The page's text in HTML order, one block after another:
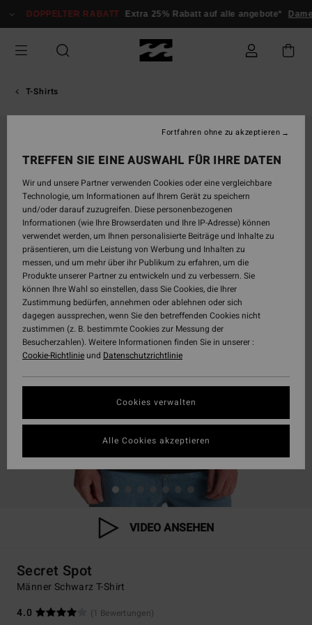
zur
springen
DOPPELTER RABATT Extra 25% Rabatt auf alle angebote* Damen
T-Shirts
VIDEO ANSEHEN
Secret Spot
Männer Schwarz T-Shirt
4.0
(1 Bewertungen)
TREFFEN SIE EINE AUSWAHL FÜR IHRE DATEN
Wir und unsere Partner verwenden Cookies oder eine vergleichbare
Technologie, um Informationen auf Ihrem Gerät zu speichern
und/oder darauf zuzugreifen. Diese personenbezogenen
Informationen (wie Ihre Browserdaten und Ihre IP-Adresse) können
verwendet werden, um Ihnen personalisierte Beiträge und Inhalte zu
präsentieren, um die Leistung von Werbung und Inhalten zu
messen, und um mehr über ihr Publikum zu erfahren, um die
Produkte unserer Partner zu entwickeln und zu verbessern. Sie
können Ihre Wahl so einstellen, dass Sie Cookies, die Ihrer
Zustimmung bedürfen, annehmen oder ablehnen oder sich
dagegen aussprechen, wenn Sie den betreffenden Cookies nicht
zustimmen (z. B. bestimmte Cookies zur Messung der
Besucherzahlen). Weitere Informationen finden Sie in unserer :
Cookie-Richtlinieund Datenschutzrichtlinie
Cookies verwalten
Fortfahren ohne zu akzeptieren
Alle Cookies akzeptieren